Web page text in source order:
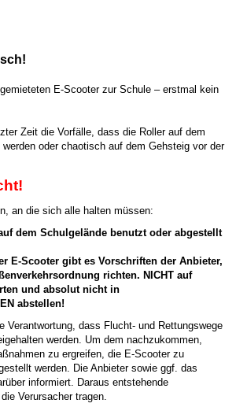
E-Scooter zur Schule – erstmal kein
Zeit die Vorfälle, dass die Roller auf dem
oder chaotisch auf dem Gehsteig vor der
an die sich alle halten müssen:
dem Schulgelände benutzt oder abgestellt
E-Scooter gibt es Vorschriften der Anbieter,
richten. NICHT auf
und absolut nicht in
abstellen!
Verantwortung, dass Flucht- und Rettungswege
werden. Um dem nachzukommen,
zu ergreifen, die E-Scooter zu
werden. Die Anbieter sowie ggf. das
informiert. Daraus entstehende
Verursacher tragen.